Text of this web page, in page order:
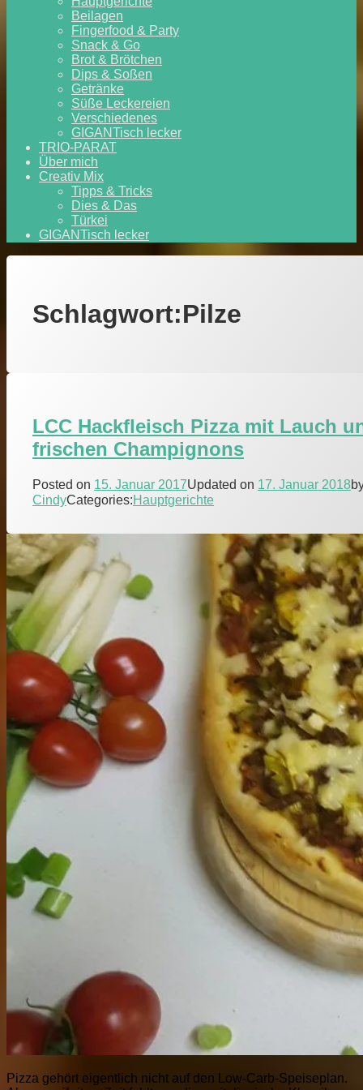
Beilagen
Fingerfood & Party
Snack & Go
Brot & Brötchen
Dips & Soßen
Getränke
Süße Leckereien
Verschiedenes
GIGANTisch lecker
TRIO-PARAT
Über mich
Creativ Mix
Tipps & Tricks
Dies & Das
Türkei
GIGANTisch lecker
Schlagwort:Pilze
LCC Hackfleisch Pizza mit Lauch
frischen Champignons
Posted on 15. Januar 2017Updated on 17. Januar 2018
CindyCategories:Hauptgerichte
Pizza gehört eigentlich nicht auf den Low-Carb-Speiseplan.